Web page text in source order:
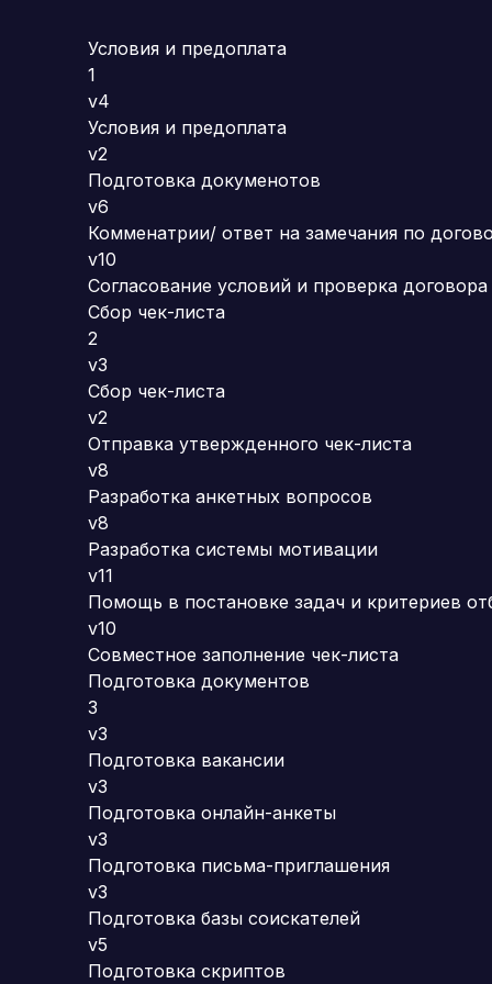
Условия и предоплата
1
v4
Условия и предоплата
v2
Подготовка докуменотов
v6
Комменатрии/ ответ на замечания по
v10
Согласование условий и проверка договора
Сбор чек-листа
2
v3
Сбор чек-листа
v2
Отправка утвержденного чек-листа
v8
Разработка анкетных вопросов
v8
Разработка системы мотивации
v11
Помощь в постановке задач и критериев
v10
Совместное заполнение чек-листа
Подготовка документов
3
v3
Подготовка вакансии
v3
Подготовка онлайн-анкеты
v3
Подготовка письма-приглашения
v3
Подготовка базы соискателей
v5
Подготовка скриптов